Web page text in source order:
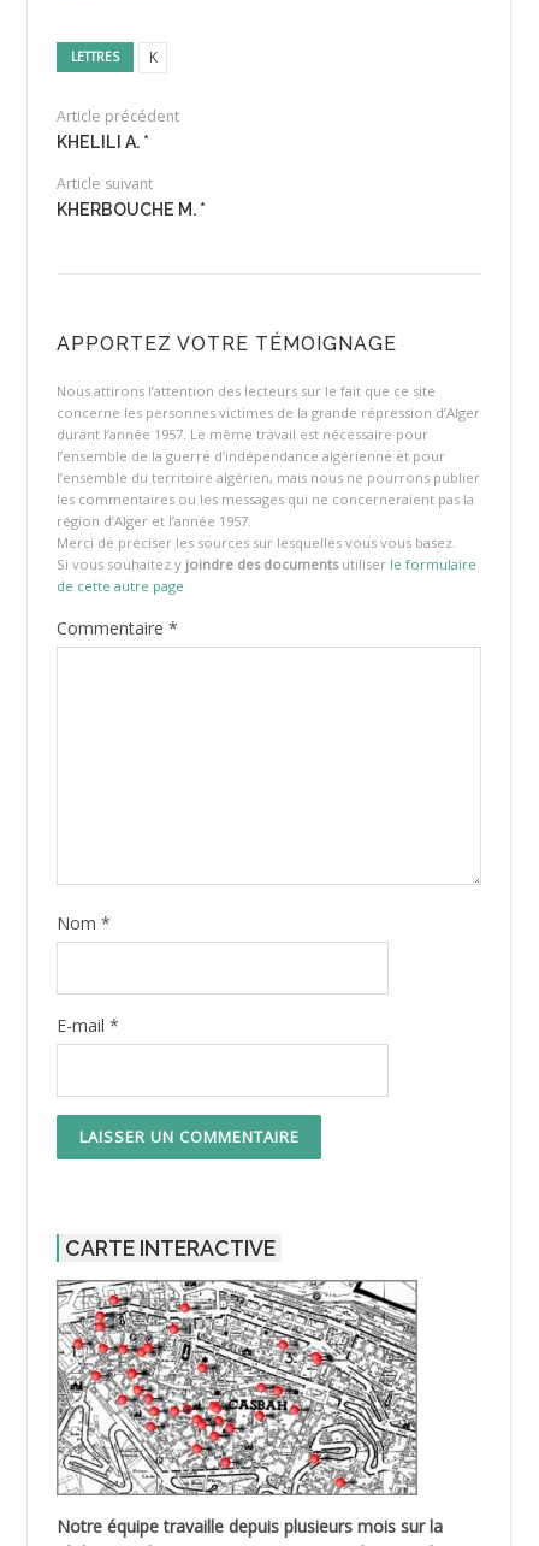
LETTRES K
Article précédent
KHELILI A. *
Article suivant
KHERBOUCHE M. *
APPORTEZ VOTRE TÉMOIGNAGE
Nous attirons l’attention des lecteurs sur le fait que ce site
concerne les personnes victimes de la grande répression d’Alger
durant l’année 1957. Le même travail est nécessaire pour
l’ensemble de la guerre d’indépendance algérienne et pour
l’ensemble du territoire algérien, mais nous ne pourrons publier
les commentaires ou les messages qui ne concerneraient pas la
région d’Alger et l’année 1957.
Merci de préciser les sources sur lesquelles vous vous basez.
Si vous souhaitez y joindre des documentsutiliser le formulaire
de cette autre page
Commentaire *
Nom *
E-mail *
CARTE INTERACTIVE
Notre équipe travaille depuis plusieurs mois sur la